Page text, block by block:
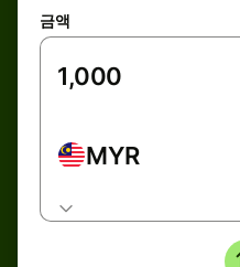
금액
MYR